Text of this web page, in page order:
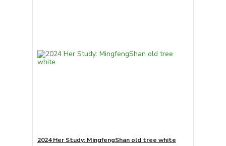
2024 Her Study: MingfengShan old tree white